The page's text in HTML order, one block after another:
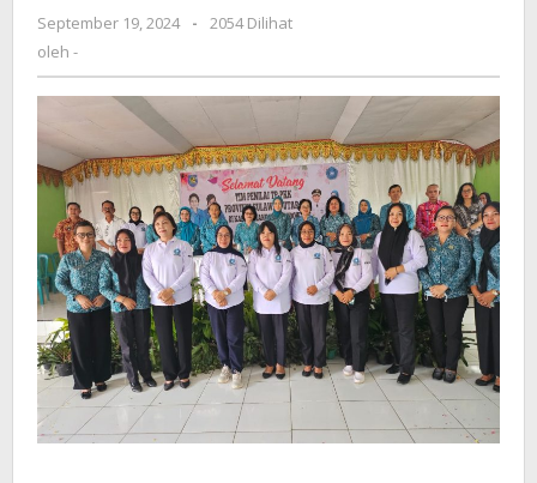
Penilaian
Aku
Hatinya
PKK
di
Desa
Mopait
September 19, 2024
oleh
-
2054 Dilihat
oleh -